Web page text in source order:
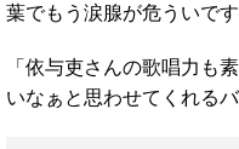
葉でもう涙腺が危ういです
「依与吏さんの歌唱力も
いなぁと思わせてくれるバ